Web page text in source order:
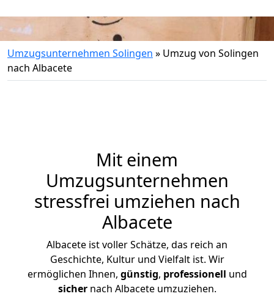
Umzugsunternehmen Solingen » Umzug von Solingen
nach Albacete
Mit einem
Umzugsunternehmen
stressfrei umziehen nach
Albacete
Albacete ist voller Schätze, das reich an
Geschichte, Kultur und Vielfalt ist. Wir
ermöglichen Ihnen, günstig, professionell und
sichernach Albacete umzuziehen.